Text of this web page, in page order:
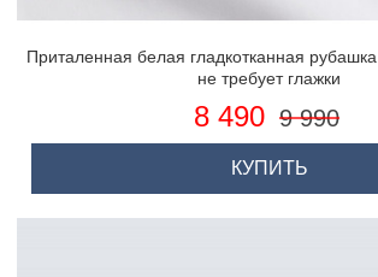
Приталенная белая гладкотканная
не требует глажки
8 490 9 990
КУПИТЬ